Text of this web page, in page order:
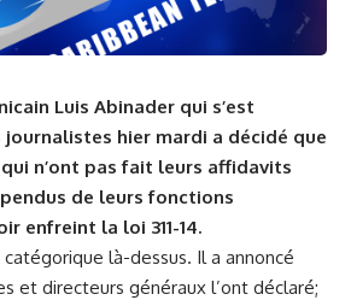
Luis Abinader qui s’est
hier mardi a décidé que
n’ont pas fait leurs affidavits
de leurs fonctions
enfreint la loi 311-14.
là-dessus. Il a annoncé
et directeurs généraux l’ont déclaré;